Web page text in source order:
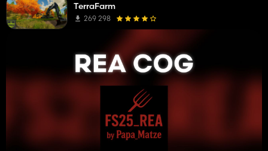
TerraFarm
269 298